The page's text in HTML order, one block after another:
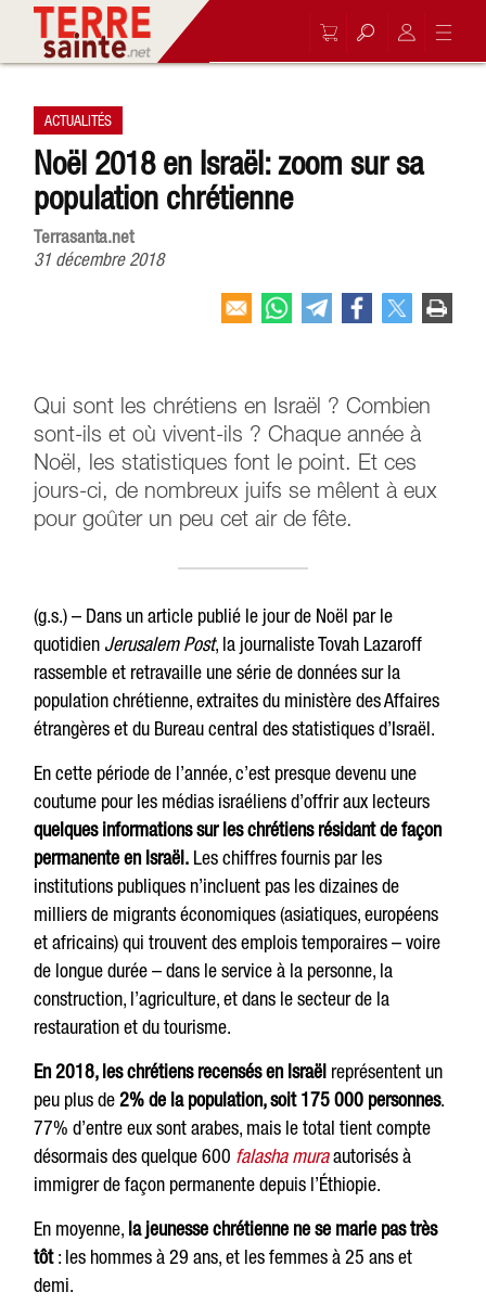
ACTUALITÉS
Noël 2018 en Israël: zoom sur sa
population chrétienne
Terrasanta.net
31 décembre 2018
Qui sont les chrétiens en Israël ? Combien
sont-ils et où vivent-ils ? Chaque année à
Noël, les statistiques font le point. Et ces
jours-ci, de nombreux juifs se mêlent à eux
pour goûter un peu cet air de fête.
(g.s.) – Dans un article publié le jour de Noël par le
quotidien Jerusalem Post, la journaliste Tovah Lazaroff
rassemble et retravaille une série de données sur la
population chrétienne, extraites du ministère des Affaires
étrangères et du Bureau central des statistiques d’Israël.
En cette période de l’année, c’est presque devenu une
coutume pour les médias israéliens d’offrir aux lecteurs
quelques informations sur les chrétiens résidant de façon
permanente en Israël. Les chiffres fournis par les
institutions publiques n’incluent pas les dizaines de
milliers de migrants économiques (asiatiques, européens
et africains) qui trouvent des emplois temporaires – voire
de longue durée – dans le service à la personne, la
construction, l’agriculture, et dans le secteur de la
restauration et du tourisme.
En 2018, les chrétiens recensés en Israël représentent un
peu plus de2% de la population, soit 175 000 personnes.
77% d’entre eux sont arabes, mais le total tient compte
désormais des quelque 600 falasha muraautorisés à
immigrer de façon permanente depuis l’Éthiopie.
En moyenne, la jeunesse chrétienne ne se marie pas très
tôt: les hommes à 29 ans, et les femmes à 25 ans et
demi.